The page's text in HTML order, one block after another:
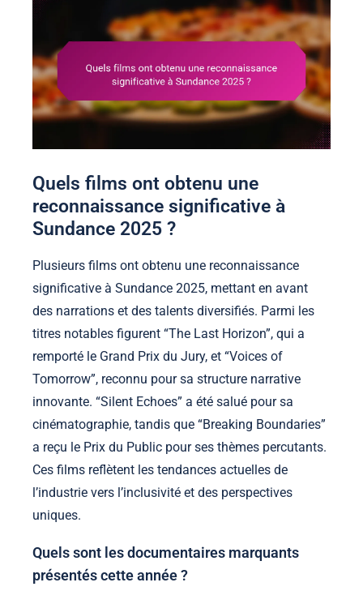
Quels films ont obtenu une
reconnaissance significative à
Sundance 2025 ?
Plusieurs films ont obtenu une reconnaissance
significative à Sundance 2025, mettant en avant
des narrations et des talents diversifiés. Parmi les
titres notables figurent “The Last Horizon”, qui a
remporté le Grand Prix du Jury, et “Voices of
Tomorrow”, reconnu pour sa structure narrative
innovante. “Silent Echoes” a été salué pour sa
cinématographie, tandis que “Breaking Boundaries”
a reçu le Prix du Public pour ses thèmes percutants.
Ces films reflètent les tendances actuelles de
l’industrie vers l’inclusivité et des perspectives
uniques.
Quels sont les documentaires marquants
présentés cette année ?